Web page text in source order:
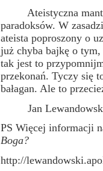
Ateistyczna mantra
paradoksów. W
ateista poproszony o
już chyba bajkę o
tak jest to
przekonań. Tyczy się
bałagan. Ale to
Jan Lewandowski,
PS Więcej informacji
Boga?
http://